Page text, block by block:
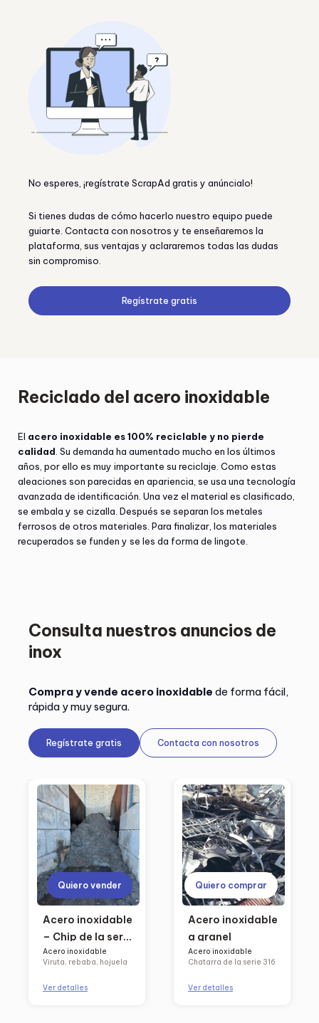
No esperes, ¡regístrate ScrapAd gratis y anúncialo!
Si tienes dudas de cómo hacerlo nuestro equipo puede
guiarte. Contacta con nosotros y te enseñaremos la
plataforma, sus ventajas y aclararemos todas las dudas
sin compromiso.
Regístrate gratis
Reciclado del acero inoxidable
El acero inoxidable es 100% reciclable y no pierde
calidad . Su demanda ha aumentado mucho en los últimos
años, por ello es muy importante su reciclaje. Como estas
aleaciones son parecidas en apariencia, se usa una tecnología
avanzada de identificación. Una vez el material es clasificado,
se embala y se cizalla. Después se separan los metales
ferrosos de otros materiales. Para finalizar, los materiales
recuperados se funden y se les da forma de lingote.
Consulta nuestros anuncios de
inox
Compra y vende acero inoxidable de forma fácil,
rápida y muy segura.
Regístrate gratis Contacta con nosotros
Quiero vender
Acero inoxidable
– Chip de la serie
15-5 PH (Países
Acero inoxidable
Viruta, rebaba, hojuela
Ver detalles
Quiero comprar
Acero inoxidable
a granel
Acero inoxidable
Chatarra de la serie 316
Ver detalles